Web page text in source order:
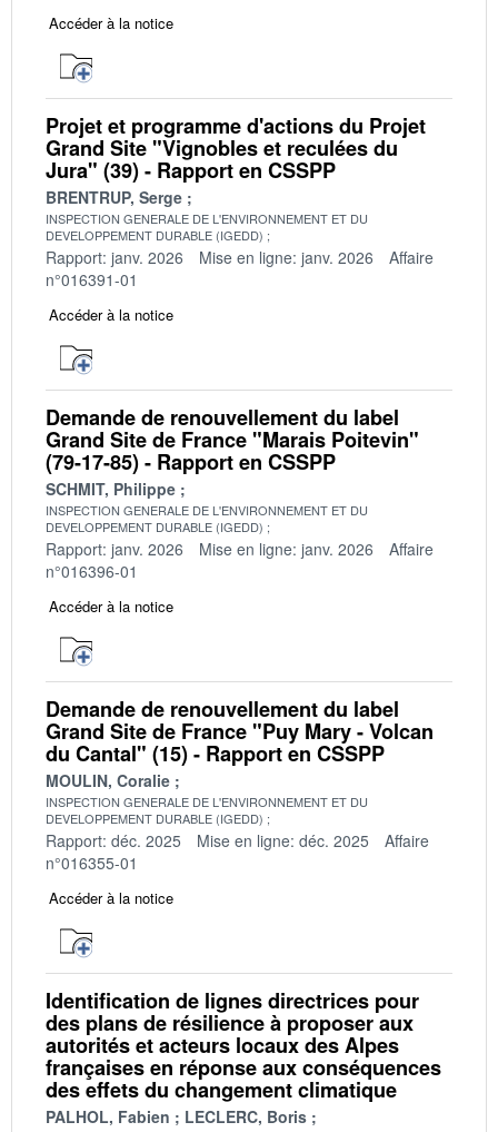
Accéder à la notice
Projet et programme d'actions du Projet
Grand Site "Vignobles et reculées du
Jura" (39) - Rapport en CSSPP
BRENTRUP, Serge
INSPECTION GENERALE DE L'ENVIRONNEMENT ET DU
DEVELOPPEMENT DURABLE (IGEDD)
Rapport: janv. 2026 Mise en ligne: janv. 2026
Affaire
n°016391-01
Accéder à la notice
Demande de renouvellement du label
Grand Site de France "Marais Poitevin"
(79-17-85) - Rapport en CSSPP
SCHMIT, Philippe
INSPECTION GENERALE DE L'ENVIRONNEMENT ET DU
DEVELOPPEMENT DURABLE (IGEDD)
Rapport: janv. 2026 Mise en ligne: janv. 2026
Affaire
n°016396-01
Accéder à la notice
Demande de renouvellement du label
Grand Site de France "Puy Mary - Volcan
du Cantal" (15) - Rapport en CSSPP
MOULIN, Coralie
INSPECTION GENERALE DE L'ENVIRONNEMENT ET DU
DEVELOPPEMENT DURABLE (IGEDD)
Rapport: déc. 2025 Mise en ligne: déc. 2025
Affaire
n°016355-01
Accéder à la notice
Identification de lignes directrices pour
des plans de résilience à proposer aux
autorités et acteurs locaux des Alpes
françaises en réponse aux conséquences
des effets du changement climatique
PALHOL, Fabien
LECLERC, Boris